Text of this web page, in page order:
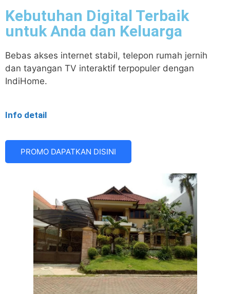
Kebutuhan Digital Terbaik
untuk Anda dan Keluarga
Bebas akses internet stabil, telepon rumah jernih
dan tayangan TV interaktif terpopuler dengan
IndiHome.
Info detail
PROMO DAPATKAN DISINI